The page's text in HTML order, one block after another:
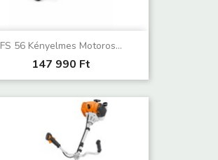
FS 56 Kényelmes Motoros...
147 990 Ft